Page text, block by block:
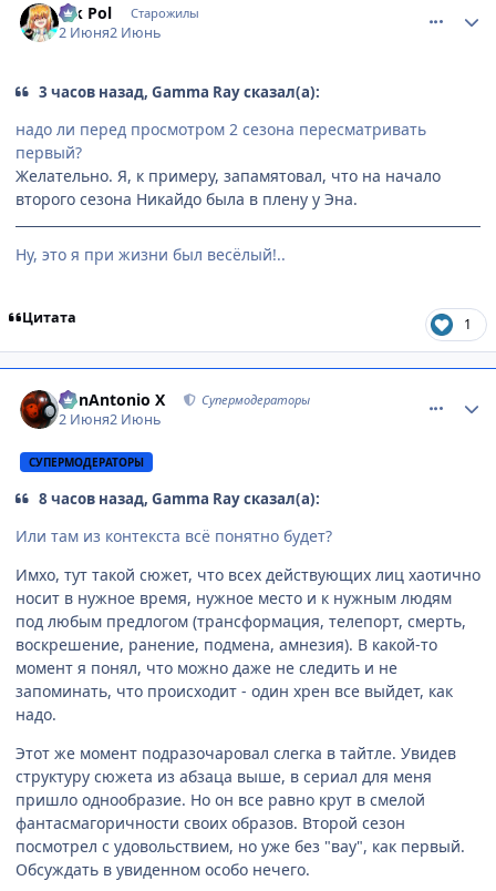
Vik Pol Старожилы
2 Июня2 Июнь
3 часов назад, Gamma Ray сказал(а):
надо ли перед просмотром 2 сезона пересматривать
первый?
Желательно. Я, к примеру, запамятовал, что на начало
второго сезона Никайдо была в плену у Эна.
Ну, это я при жизни был весёлый!..
Цитата 1
BonAntonio X Супермодераторы
2 Июня2 Июнь
СУПЕРМОДЕРАТОРЫ
8 часов назад, Gamma Ray сказал(а):
Или там из контекста всё понятно будет?
Имхо, тут такой сюжет, что всех действующих лиц хаотично
носит в нужное время, нужное место и к нужным людям
под любым предлогом (трансформация, телепорт, смерть,
воскрешение, ранение, подмена, амнезия). В какой-то
момент я понял, что можно даже не следить и не
запоминать, что происходит - один хрен все выйдет, как
надо.
Этот же момент подразочаровал слегка в тайтле. Увидев
структуру сюжета из абзаца выше, в сериал для меня
пришло однообразие. Но он все равно крут в смелой
фантасмагоричности своих образов. Второй сезон
посмотрел с удовольствием, но уже без "вау", как первый.
Обсуждать в увиденном особо нечего.